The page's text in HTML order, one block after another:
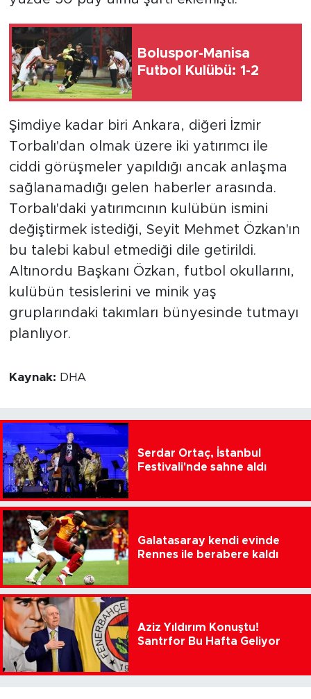
Boluspor-Manisa
Futbol Kulübü: 1-2
Şimdiye kadar biri Ankara, diğeri İzmir
Torbalı'dan olmak üzere iki yatırımcı ile
ciddi görüşmeler yapıldığı ancak anlaşma
sağlanamadığı gelen haberler arasında.
Torbalı'daki yatırımcının kulübün ismini
değiştirmek istediği, Seyit Mehmet Özkan'ın
bu talebi kabul etmediği dile getirildi.
Altınordu Başkanı Özkan, futbol okullarını,
kulübün tesislerini ve minik yaş
gruplarındaki takımları bünyesinde tutmayı
planlıyor.
Kaynak: DHA
Serdar Ortaç, İstanbul
Festivali'nde sahne aldı
Galatasaray kendi evinde
Rennes ile berabere kaldı
Aziz Yıldırım Konuştu!
Santrfor Bu Hafta Geliyor